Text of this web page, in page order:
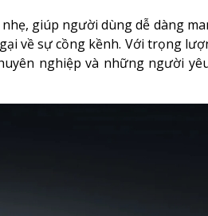
giúp người dùng dễ dàng
về sự cồng kềnh. Với trọng
nghiệp và những người